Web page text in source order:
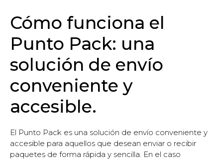
Cómo funciona el
Punto Pack: una
solución de envío
conveniente y
accesible.
El Punto Pack es una solución de envío conveniente y
accesible para aquellos que desean enviar o recibir
paquetes de forma rápida y sencilla. En el caso